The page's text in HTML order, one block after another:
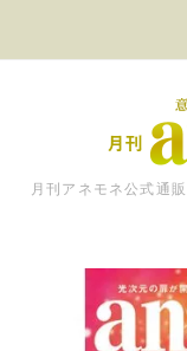
月刊アネモネ公式通